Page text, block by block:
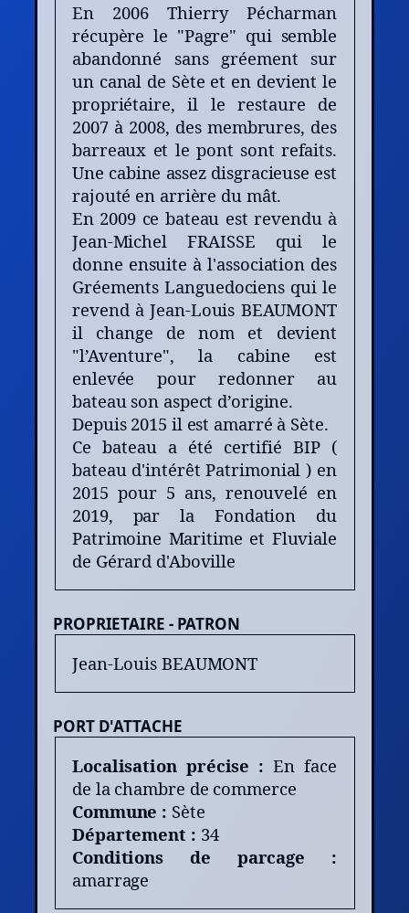
En 2006 Thierry Pécharman
récupère le "Pagre" qui semble
abandonné sans gréement sur
un canal de Sète et en devient le
propriétaire, il le restaure de
2007 à 2008, des membrures, des
barreaux et le pont sont refaits.
Une cabine assez disgracieuse est
rajouté en arrière du mât.
En 2009 ce bateau est revendu à
Jean-Michel FRAISSE qui le
donne ensuite à l'association des
Gréements Languedociens qui le
revend à Jean-Louis BEAUMONT
il change de nom et devient
"l’Aventure", la cabine est
enlevée pour redonner au
bateau son aspect d’origine.
Depuis 2015 il est amarré à Sète.
Ce bateau a été certifié BIP (
bateau d'intérêt Patrimonial ) en
2015 pour 5 ans, renouvelé en
2019, par la Fondation du
Patrimoine Maritime et Fluviale
de Gérard d'Aboville
PROPRIETAIRE - PATRON
Jean-Louis BEAUMONT
PORT D'ATTACHE
Localisation précise :En face
de la chambre de commerce
Commune : Sète
Département : 34
Conditions de parcage :
amarrage